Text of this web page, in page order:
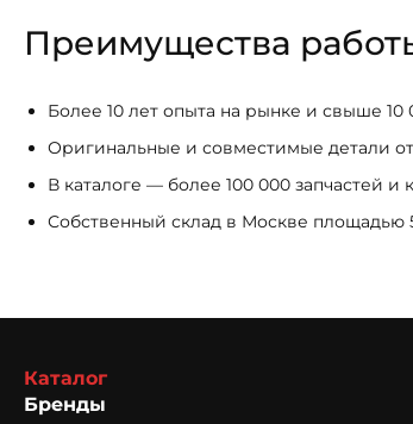
Преимущества
Более 10 лет опыта на рынке и свыше
Оригинальные и совместимые детали
В каталоге — более 100 000 запчастей
Собственный склад в Москве площадью
Каталог
Бренды